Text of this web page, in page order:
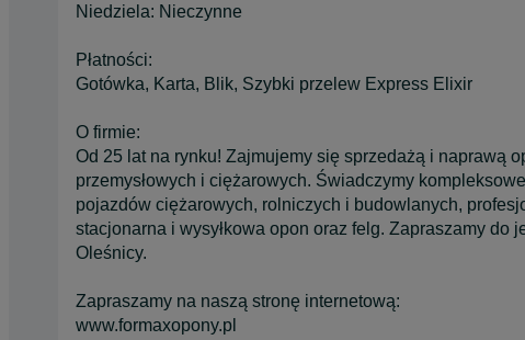
Niedziela: Nieczynne
Płatności:
Gotówka, Karta, Blik, Szybki przelew Express Elixir
O firmie:
Od 25 lat na rynku! Zajmujemy się sprzedażą i naprawą
przemysłowych i ciężarowych. Świadczymy
pojazdów ciężarowych, rolniczych i budowlanych,
stacjonarna i wysyłkowa opon oraz felg. Zapraszamy do
Oleśnicy.
Zapraszamy na naszą stronę internetową:
www.formaxopony.pl